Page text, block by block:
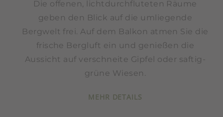
Die offenen, lichtdurchfluteten Räume
geben den Blick auf die umliegende
Bergwelt frei. Auf dem Balkon atmen Sie die
frische Bergluft ein und genießen die
Aussicht auf verschneite Gipfel oder saftig-
grüne Wiesen.
MEHR DETAILS